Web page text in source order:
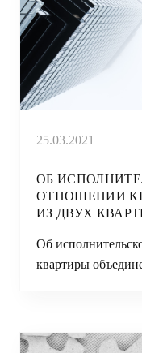
25.03.2021
ОБ
ОТНОШЕНИИ
ИЗ ДВУХ
Об
квартиры